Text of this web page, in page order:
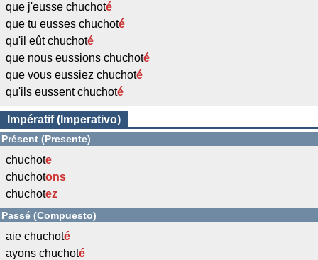
que j'eusse chuchoté
que tu eusses chuchoté
qu'il eût chuchoté
que nous eussions chuchoté
que vous eussiez chuchoté
qu'ils eussent chuchoté
Impératif (Imperativo)
Présent (Presente)
chuchote
chuchotons
chuchotez
Passé (Compuesto)
aie chuchoté
ayons chuchoté